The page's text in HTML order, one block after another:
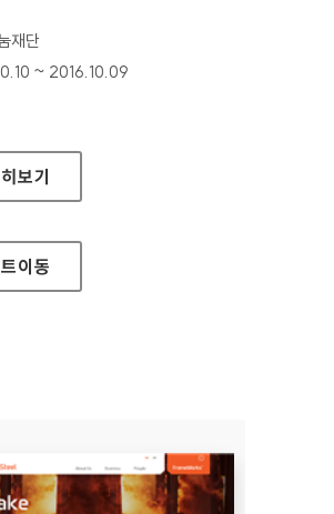
재단
:
~ 2016.10.09
학생 자원봉사단 SUNNY 홈페이지
보기
이동